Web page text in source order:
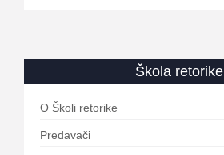
Škola retorike
O Školi retorike
Predavači